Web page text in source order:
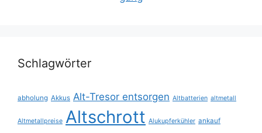
Schlagwörter
abholung Akkus Alt-Tresor entsorgen Altbatterien altmetall
Altmetallpreise Altschrott Alukupferkühler ankauf